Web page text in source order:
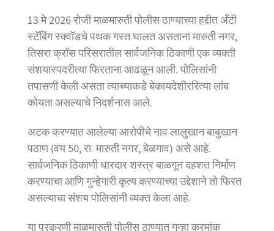
13 मे 2026 रोजी माळमारुती पोलीस ठाण्याच्या हद्दीत अँटी
स्टॅबिंग स्क्वॉडचे पथक गस्त घालत असताना मारुती नगर,
तिसरा क्रॉस परिसरातील सार्वजनिक ठिकाणी एक व्यक्ती
संशयास्पदरीत्या फिरताना आढळून आली. पोलिसांनी
तपासणी केली असता त्याच्याकडे बेकायदेशीररित्या लांब
कोयता असल्याचे निदर्शनास आले.
अटक करण्यात आलेल्या आरोपीचे नाव लालुखान बाबुखान
पठाण (वय 50, रा. मारुती नगर, बेळगाव) असे आहे.
सार्वजनिक ठिकाणी धारदार शस्त्र बाळगून दहशत निर्माण
करण्याचा आणि गुन्हेगारी कृत्य करण्याच्या उद्देशाने तो फिरत
असल्याचा संशय पोलिसांनी व्यक्त केला आहे.
या प्रकरणी माळमारुती पोलीस ठाण्यात गुन्हा क्रमांक